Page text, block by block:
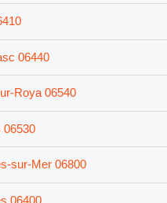
06440
Roya 06540
06530
sur-Mer 06800
06400